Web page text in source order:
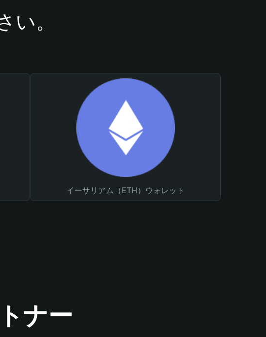
い。
イーサリアム（ETH）ウォレット
ナー